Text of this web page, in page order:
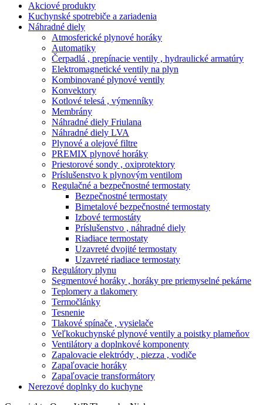
Akciové produkty
Kuchynské spotrebiče a zariadenia
Náhradné diely
Atmosferické plynové horáky
Automatiky
Čerpadlá , prepínacie ventily , hydraulické armatúry
Elektromagnetické ventily na plyn
Kombinované plynové ventily
Konvektory
Kotlové telesá , výmenníky
Membrány
Náhradné diely Friulana
Náhradné diely LVA
Plynové a olejové filtre
PREMIX plynové horáky
Priestorové sondy , oxiprotektory
Príslušenstvo k plynovým ventilom
Regulačné a bezpečnostné termostaty
Bezpečnostné termostaty
Bimetalové bezpečnostné termostaty
Izbové termostáty
Príslušenstvo , náhradné diely
Riadiace termostaty
Uzavreté dvojité termostaty
Uzavreté riadiace termostaty
Regulátory plynu
Segmentové horáky , horáky pre priemyselné pekárne
Teplomery a tlakomery
Termočlánky
Tesnenie
Tlakové spínače , vysielače
Veľkokuchynské plynové ventily a poistky plameňov
Ventilátory a doplnkové komponenty
Zapalovacie elektródy , piezza , vodiče
Zapaľovacie horáky
Zapaľovacie transformátory
Nerezové doplnky do kuchyne